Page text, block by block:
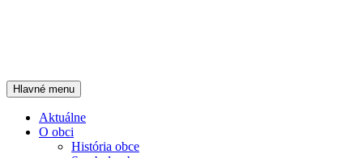
Oficiálna stránka
Hľadať
Hlavné menu Preskočiť
na
obsah
Aktuálne
O obci
História obce